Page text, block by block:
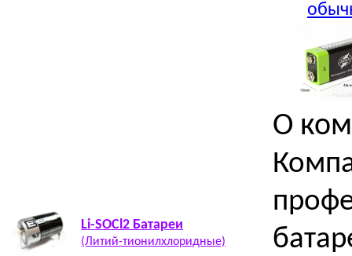
Li-SOCl2 Батареи
(Литий-тионилхлоридные)
О